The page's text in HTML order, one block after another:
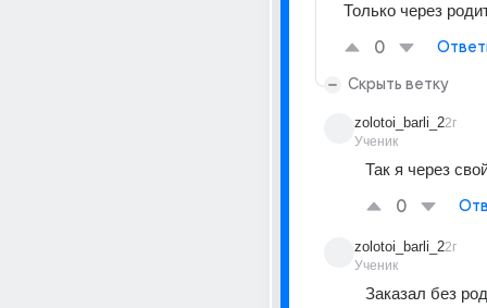
Только через
0
Скрыть ветку
zolotoi_barli_2
Ученик
2г
Так я через
0
zolotoi_barli_2
Ученик
2г
Заказал без